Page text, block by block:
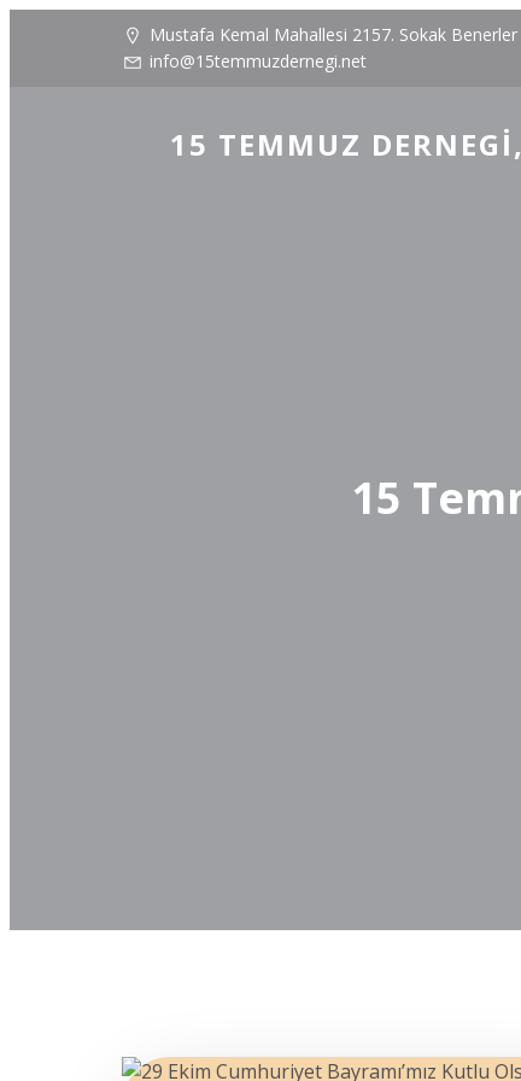
Mustafa Kemal Mahallesi 2157. Sokak
info@15temmuzdernegi.net
15 TEMMUZ
15